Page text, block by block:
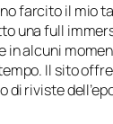
farcito il mio
una full
in alcuni
Il sito
di riviste